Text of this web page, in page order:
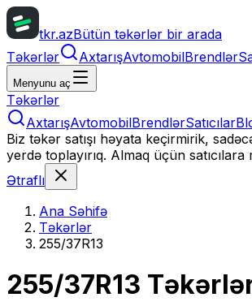
tkr.azBütün təkərlər bir arada
Təkərlər
AxtarışAvtomobilBrendlər
Menyunu aç
Təkərlər
AxtarışAvtomobilBrendlərSatıcılar
Biz təkər satışı həyata keçirmirik,
yerdə toplayırıq. Almaq üçün satıcılara
Ətraflı
Ana Səhifə
Təkərlər
255/37R13
255/37R13